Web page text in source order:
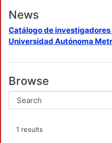
News
Catálogo de investigadores
Universidad Autónoma
Browse
1 results